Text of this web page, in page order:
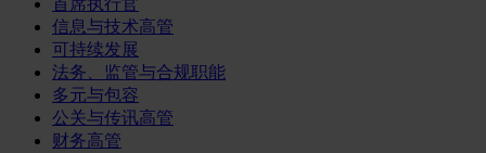
首席执行官
信息与技术高管
可持续发展
法务、监管与合规职能
多元与包容
公关与传讯高管
财务高管